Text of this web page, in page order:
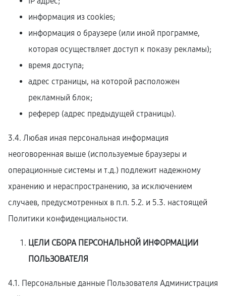
информация из cookies;
информация о браузере (или иной программе,
которая осуществляет доступ к показу рекламы);
время доступа;
адрес страницы, на которой расположен
рекламный блок;
реферер (адрес предыдущей страницы).
3.4. Любая иная персональная информация
неоговоренная выше (используемые браузеры и
операционные системы и т.д.) подлежит надежному
хранению и нераспространению, за исключением
случаев, предусмотренных в п.п. 5.2. и 5.3. настоящей
Политики конфиденциальности.
ЦЕЛИ СБОРА ПЕРСОНАЛЬНОЙ ИНФОРМАЦИИ
ПОЛЬЗОВАТЕЛЯ
4.1. Персональные данные Пользователя Администрация